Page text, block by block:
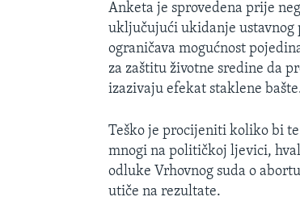
Anketa je sprovedena prije
uključujući ukidanje ustavnog
ograničava mogućnost
za zaštitu životne sredine da
izazivaju efekat staklene
Teško je procijeniti koliko bi
mnogi na političkoj ljevici,
odluke Vrhovnog suda o
utiče na rezultate.